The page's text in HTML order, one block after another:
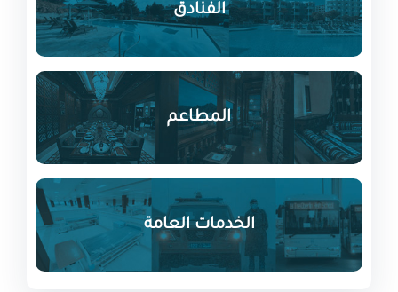
الفنادق
المطاعم
الخدمات العامة